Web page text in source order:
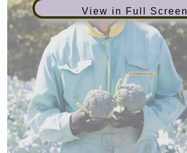
View in Full Screen